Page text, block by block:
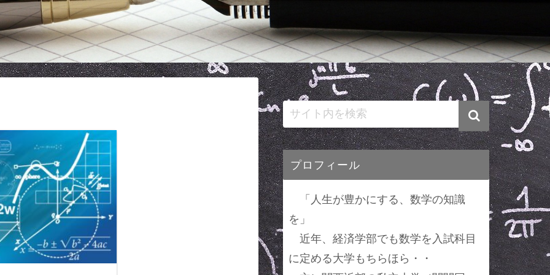
プロフィール
「人生が豊かにする、数学の知識
を」
近年、経済学部でも数学を入試科目
に定める大学もちらほら・・